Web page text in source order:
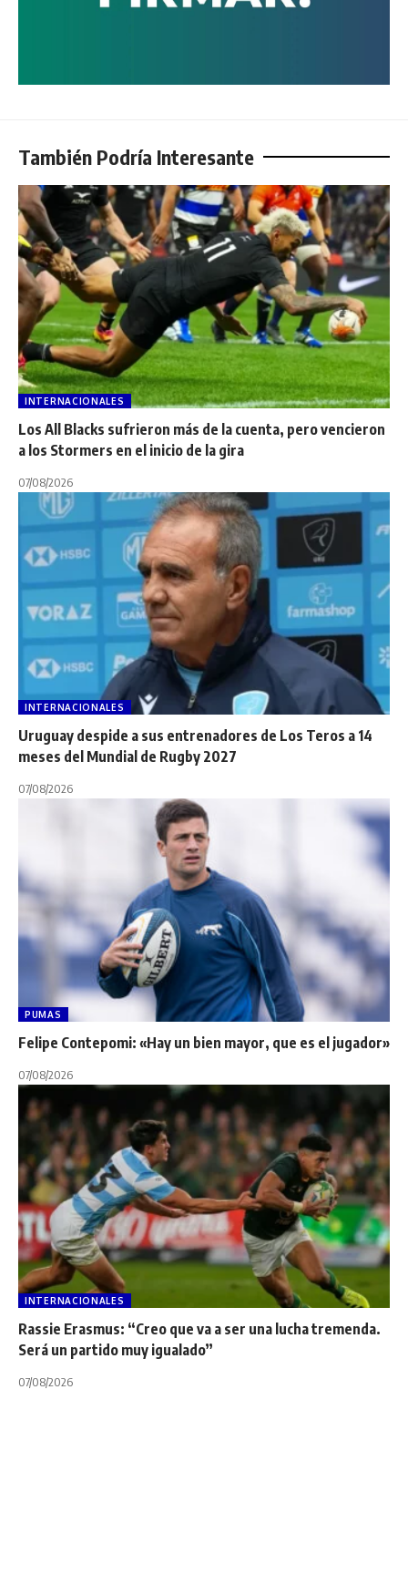
También Podría Interesante
INTERNACIONALES
Los All Blacks sufrieron más de la cuenta, pero vencieron
a los Stormers en el inicio de la gira
07/08/2026
INTERNACIONALES
Uruguay despide a sus entrenadores de Los Teros a 14
meses del Mundial de Rugby 2027
07/08/2026
PUMAS
Felipe Contepomi: «Hay un bien mayor, que es el jugador»
07/08/2026
INTERNACIONALES
Rassie Erasmus: “Creo que va a ser una lucha tremenda.
Será un partido muy igualado”
07/08/2026